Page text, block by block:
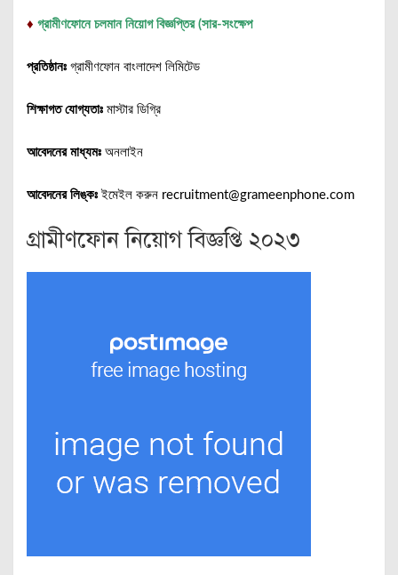
♦ গ্রামীণফোনে চলমান নিয়োগ বিজ্ঞপ্তির (সার-সংক্ষেপ
প্রতিষ্ঠানঃ গ্রামীণফোন বাংলাদেশ লিমিটেড
শিক্ষাগত যোগ্যতাঃ মাস্টার ডিগ্রি
আবেদনের মাধ্যমঃ অনলাইন
আবেদনের লিঙ্কঃ ইমেইল করুন recruitment@grameenphone.com
গ্রামীণফোন নিয়োগ বিজ্ঞপ্তি ২০২৩